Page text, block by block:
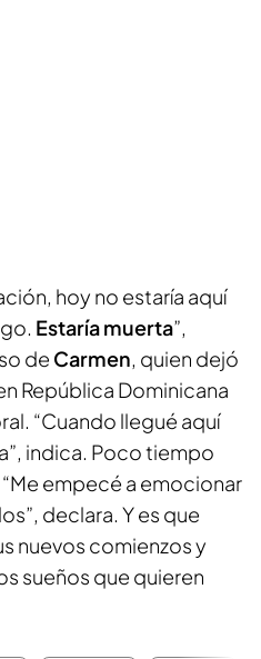
hoy no estaría aquí
Estaría muerta”,
de Carmen, quien dejó
República Dominicana
“Cuando llegué aquí
indica. Poco tiempo
empecé a emocionar
declara. Y es que
nuevos comienzos y
sueños que quieren